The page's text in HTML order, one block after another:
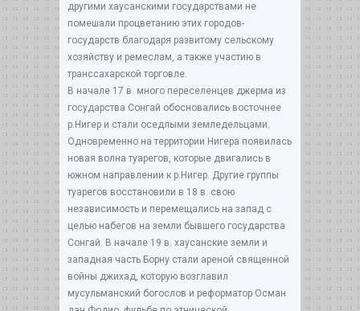
другими хаусанскими государствами не
помешали процветанию этих городов-
государств благодаря развитому сельскому
хозяйству и ремеслам, а также участию в
транссахарской торговле.
В начале 17 в. много переселенцев джерма из
государства Сонгай обосновались восточнее
р.Нигер и стали оседлыми земледельцами.
Одновременно на территории Нигера появилась
новая волна туарегов, которые двигались в
южном направлении к р.Нигер. Другие группы
туарегов восстановили в 18 в. свою
независимость и перемещались на запад с
целью набегов на земли бывшего государства
Сонгай. В начале 19 в. хаусанские земли и
западная часть Борну стали ареной священной
войны джихад, которую возглавил
мусульманский богослов и реформатор Осман